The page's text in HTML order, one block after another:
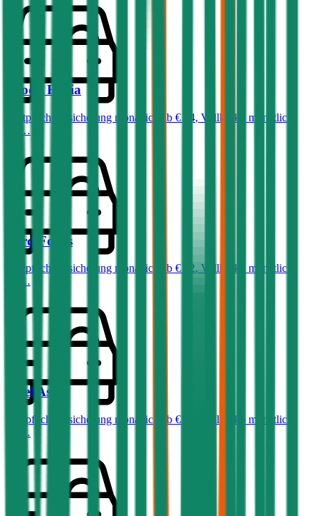
Skoda Fabia
Haftpflichtversicherung monatlich ab € 34, Vollkasko monatlich
ab …
Ford Focus
Haftpflichtversicherung monatlich ab € 32, Vollkasko monatlich
ab …
Opel Astra
Haftpflichtversicherung monatlich ab € 36
Vollkasko monatlich
ab …